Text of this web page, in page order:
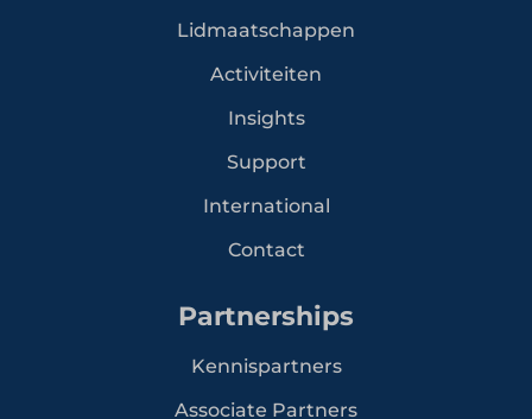
Lidmaatschappen
Activiteiten
Insights
Support
International
Contact
Partnerships
Kennispartners
Associate Partners